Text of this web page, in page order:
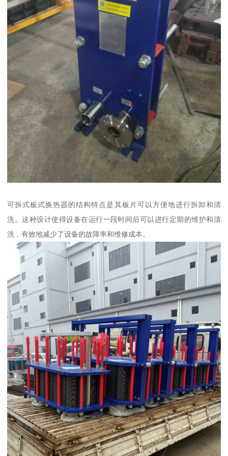
可拆式板式换热器的结构特点是其板片可以方便地进行拆卸和清
洗。这种设计使得设备在运行一段时间后可以进行定期的维护和清
洗，有效地减少了设备的故障率和维修成本。